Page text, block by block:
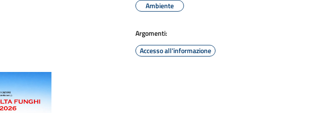
Ambiente
Argomenti:
Accesso all'informazione